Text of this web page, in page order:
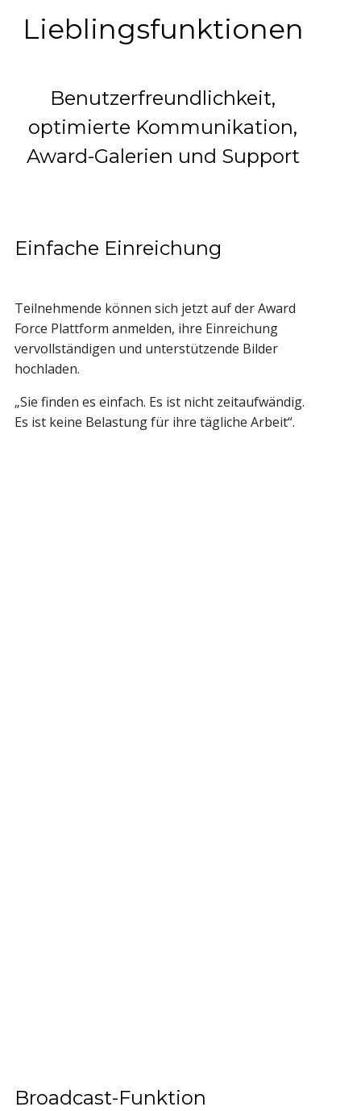
Lieblingsfunktionen
Benutzerfreundlichkeit,
optimierte Kommunikation,
Award-Galerien und Support
Einfache Einreichung
Teilnehmende können sich jetzt auf der Award
Force Plattform anmelden, ihre Einreichung
vervollständigen und unterstützende Bilder
hochladen.
„Sie finden es einfach. Es ist nicht zeitaufwändig.
Es ist keine Belastung für ihre tägliche Arbeit“.
Broadcast-Funktion